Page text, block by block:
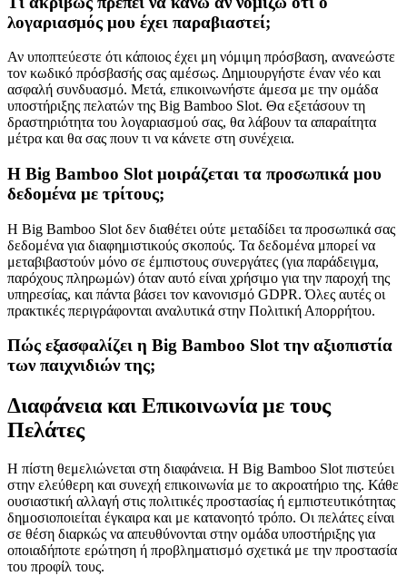
λογαριασμός μου έχει παραβιαστεί;
Αν υποπτεύεστε ότι κάποιος έχει μη νόμιμη πρόσβαση, ανανεώστε
τον κωδικό πρόσβασής σας αμέσως. Δημιουργήστε έναν νέο και
ασφαλή συνδυασμό. Μετά, επικοινωνήστε άμεσα με την ομάδα
υποστήριξης πελατών της Big Bamboo Slot. Θα εξετάσουν τη
δραστηριότητα του λογαριασμού σας, θα λάβουν τα απαραίτητα
μέτρα και θα σας πουν τι να κάνετε στη συνέχεια.
Η Big Bamboo Slot μοιράζεται τα προσωπικά μου
δεδομένα με τρίτους;
Η Big Bamboo Slot δεν διαθέτει ούτε μεταδίδει τα προσωπικά σας
δεδομένα για διαφημιστικούς σκοπούς. Τα δεδομένα μπορεί να
μεταβιβαστούν μόνο σε έμπιστους συνεργάτες (για παράδειγμα,
παρόχους πληρωμών) όταν αυτό είναι χρήσιμο για την παροχή της
υπηρεσίας, και πάντα βάσει τον κανονισμό GDPR. Όλες αυτές οι
πρακτικές περιγράφονται αναλυτικά στην Πολιτική Απορρήτου.
Πώς εξασφαλίζει η Big Bamboo Slot την αξιοπιστία
των παιχνιδιών της;
Διαφάνεια και Επικοινωνία με τους
Πελάτες
Η πίστη θεμελιώνεται στη διαφάνεια. Η Big Bamboo Slot πιστεύει
στην ελεύθερη και συνεχή επικοινωνία με το ακροατήριο της. Κάθε
ουσιαστική αλλαγή στις πολιτικές προστασίας ή εμπιστευτικότητας
δημοσιοποιείται έγκαιρα και με κατανοητό τρόπο. Οι πελάτες είναι
σε θέση διαρκώς να απευθύνονται στην ομάδα υποστήριξης για
οποιαδήποτε ερώτηση ή προβληματισμό σχετικά με την προστασία
του προφίλ τους.